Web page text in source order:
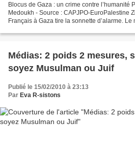
Blocus de Gaza : un crime contre l’humanité
Medoukh - Source : CAPJPO-EuroPalestine
Français à Gaza tire la sonnette d’alarme. Le
Médias: 2 poids 2 mesures,
soyez Musulman ou Juif
Publié le 15/02/2010 à 23:13
Par Eva R-sistons